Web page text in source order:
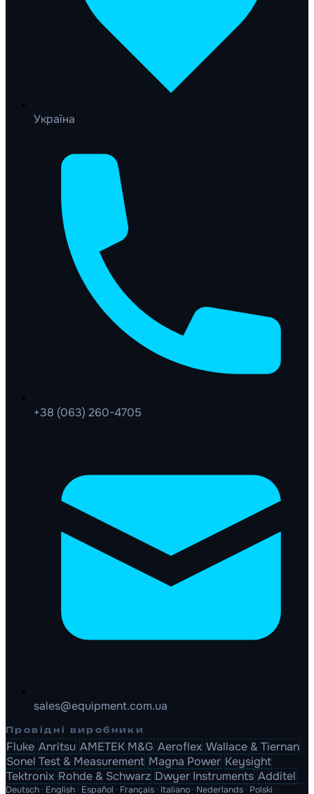
Україна
+38 (063) 260-4705
sales@equipment.com.ua
Провідні виробники
Fluke Anritsu AMETEK M&G Aeroflex Wallace & Tiernan
Sonel Test & Measurement Magna Power Keysight
Tektronix Rohde & Schwarz Dwyer Instruments Additel
Deutsch · English · Español · Français · Italiano · Nederlands · Polski ·